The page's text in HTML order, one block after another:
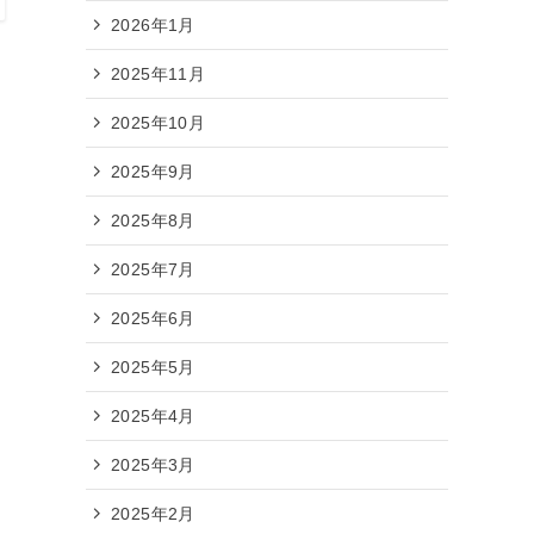
2026年1月
2025年11月
2025年10月
2025年9月
2025年8月
2025年7月
2025年6月
2025年5月
2025年4月
2025年3月
2025年2月